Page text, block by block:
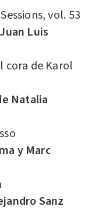
vol. 53
Luis
cora de Karol
Natalia
y Marc
Sanz